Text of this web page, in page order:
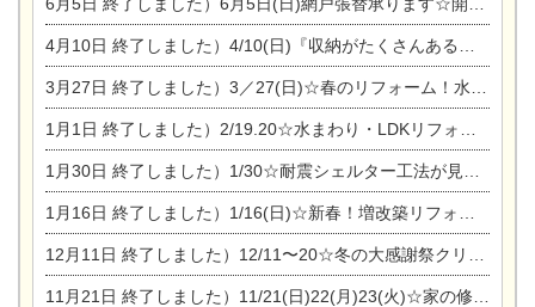
4月10日 終了しました）4/10(日)『収納がたくさんあるおうち現場見学会』
3月27日 終了しました）3／27(日)☆春のリフォーム！水まわりLDKリフォーム相談会&今がチャンス！エアコン相談会
1月1日 終了しました）2/19.20☆水まわり・LDKリフォーム相談会＆エアコン相談会
1月30日 終了しました）1/30☆耐震シェルター工法が見れる完成見学会
1月16日 終了しました）1/16(日)☆新春！増改築リフォーム&家の修理まつり
12月11日 終了しました）12/11〜20☆冬の大感謝祭クリスマス相談会開催
11月21日 終了しました）11/21(日)22(月)23(火)☆家の修理まつり＆増改築リフォーム相談会